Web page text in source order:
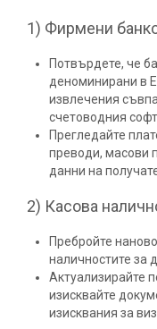
1) Фирмени
Потвърдете, че
деноминирани в
извлечения
счетоводния
Прегледайте
преводи, масови
данни на
2) Касова
Пребройте
наличностите за
Актуализирайте
изисквайте
изисквания за